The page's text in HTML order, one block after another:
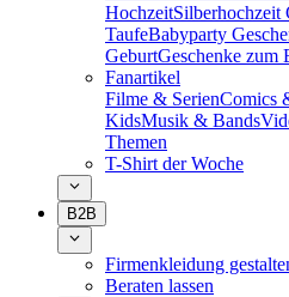
HochzeitSilberhochzeit
TaufeBabyparty
GeburtGeschenke zum
Fanartikel
Filme & SerienComics
KidsMusik & Bands
Themen
T-Shirt der Woche
B2B
Firmenkleidung
Beraten lassen